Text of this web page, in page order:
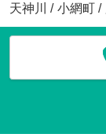
天神川
/ 小網町 /